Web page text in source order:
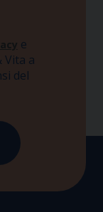
e
Vita a
del